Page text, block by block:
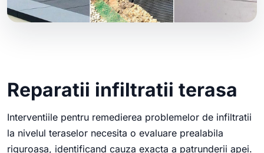
Reparatii infiltratii terasa
Interventiile pentru remedierea problemelor de infiltratii
la nivelul teraselor necesita o evaluare prealabila
riguroasa, identificand cauza exacta a patrunderii apei.